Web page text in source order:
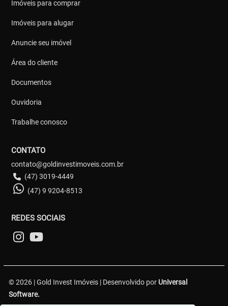
Imóveis para comprar
Imóveis para alugar
Anuncie seu imóvel
Área do cliente
Documentos
Ouvidoria
Trabalhe conosco
CONTATO
contato@goldinvestimoveis.com.br
(47) 3019-4449
(47) 9 9204-8513
REDES SOCIAIS
© 2026 | Gold Invest Imóveis | Desenvolvido por Universal
Software.